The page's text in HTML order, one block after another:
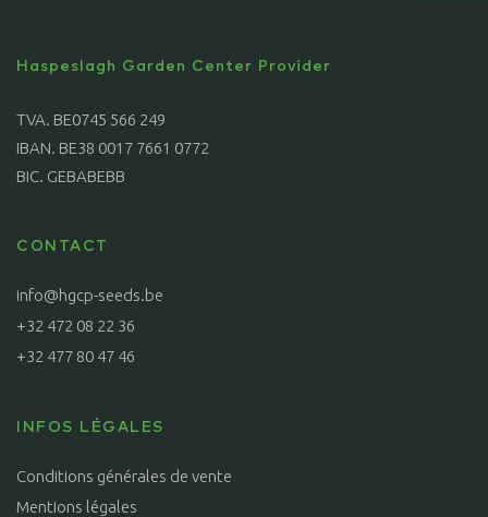
Haspeslagh Garden Center Provider
TVA. BE0745 566 249
IBAN. BE38 0017 7661 0772
BIC. GEBABEBB
CONTACT
info@hgcp-seeds.be
+32 472 08 22 36
+32 477 80 47 46
INFOS LÉGALES
Conditions générales de vente
Mentions légales